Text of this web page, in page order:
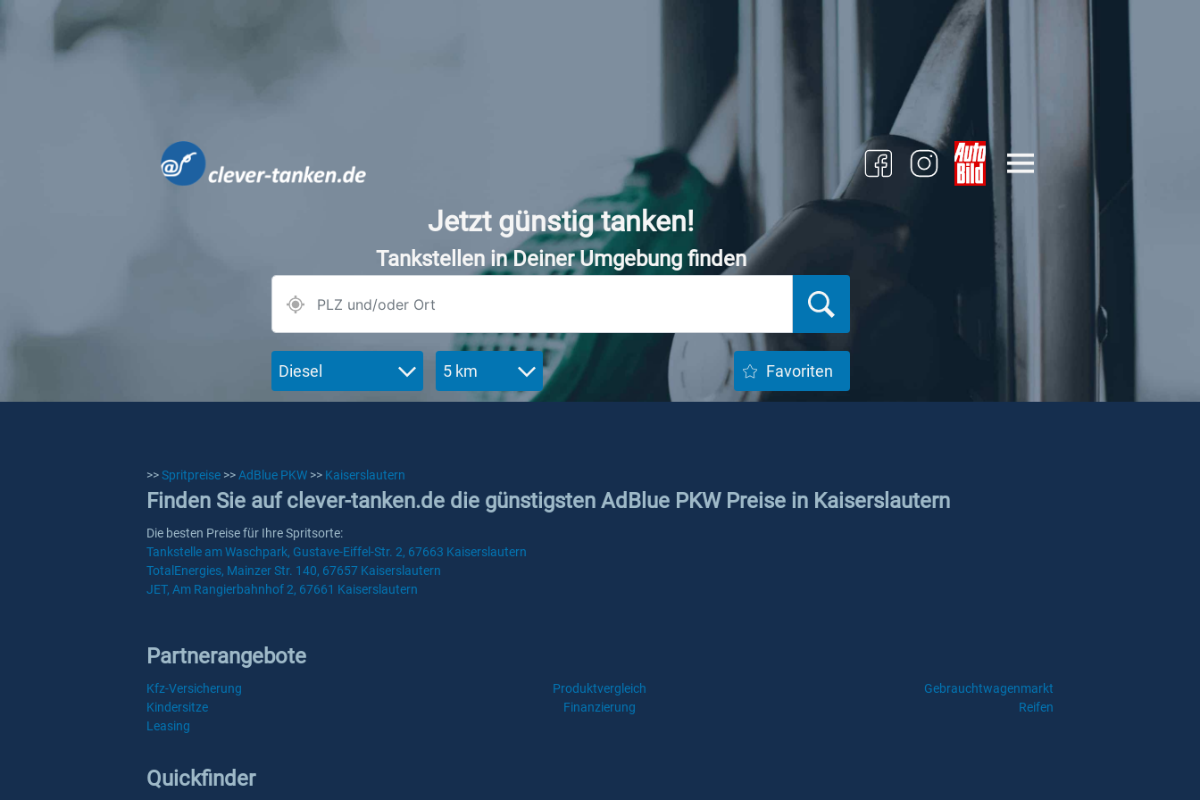
Jetzt günstig tanken!
Tankstellen in Deiner Umgebung finden
Diesel 5 km Favoriten
>>Spritpreise >>AdBlue PKW >> Kaiserslautern
Finden Sie auf clever-tanken.de die günstigsten AdBlue PKW Preise in Kaiserslautern
Die besten Preise für Ihre Spritsorte:
Tankstelle am Waschpark, Gustave-Eiffel-Str. 2, 67663 Kaiserslautern
TotalEnergies, Mainzer Str. 140, 67657 Kaiserslautern
JET, Am Rangierbahnhof 2, 67661 Kaiserslautern
Partnerangebote
Kfz-Versicherung Produktvergleich
Gebrauchtwagenmarkt
Kindersitze
Finanzierung
Reifen
Leasing
Quickfinder